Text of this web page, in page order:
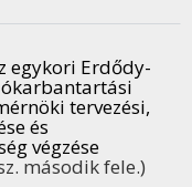
egykori Erdődy-
tervezési,
és
végzése
második fele.)